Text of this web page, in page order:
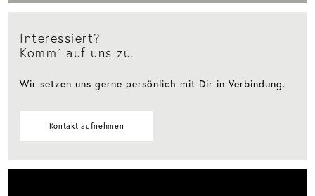
Interessiert?
Komm´ auf uns zu.
Wir setzen uns gerne persönlich mit Dir in Verbindung.
Kontakt aufnehmen